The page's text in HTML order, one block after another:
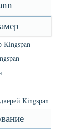
Kingspan
Kingspan